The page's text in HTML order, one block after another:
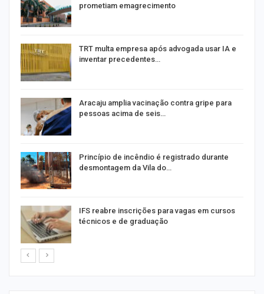
prometiam emagrecimento
TRT multa empresa após advogada usar IA e
inventar precedentes…
Aracaju amplia vacinação contra gripe para
pessoas acima de seis…
Princípio de incêndio é registrado durante
desmontagem da Vila do…
IFS reabre inscrições para vagas em cursos
técnicos e de graduação